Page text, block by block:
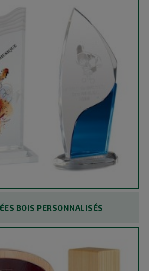
BOIS PERSONNALISÉS